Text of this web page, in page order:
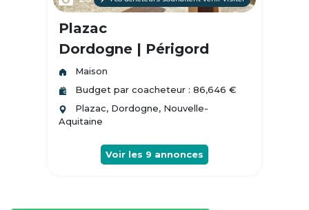
Plazac
Dordogne | Périgord
Maison
Budget par coacheteur : 86,646 €
Plazac, Dordogne, Nouvelle-
Aquitaine
Voir les 9 annonces